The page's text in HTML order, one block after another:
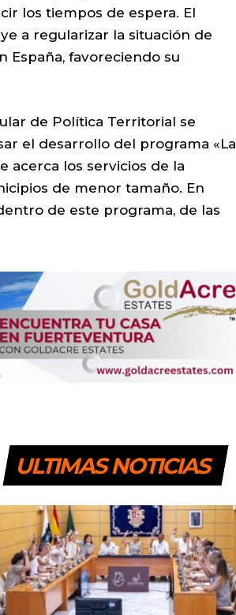
los tiempos de espera. El
a regularizar la situación de
España, favoreciendo su
de Política Territorial se
el desarrollo del programa «La
acerca los servicios de la
de menor tamaño. En
de este programa, de las
ULTIMAS NOTICIAS